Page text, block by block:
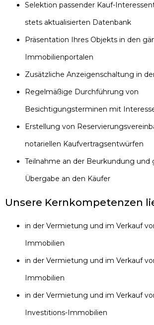
Selektion passender Kauf-
stets aktualisierten Datenbank
Präsentation Ihres Objekts in den
Immobilienportalen
Zusätzliche Anzeigenschaltung in
Regelmäßige Durchführung von
Besichtigungsterminen mit
Erstellung von
notariellen Kaufvertragsentwürfen
Teilnahme an der Beurkundung und
Übergabe an den Käufer
Unsere Kernkompetenzen
in der Vermietung und im Verkauf
Immobilien
in der Vermietung und im Verkauf
Immobilien
in der Vermietung und im Verkauf
Investitions-Immobilien